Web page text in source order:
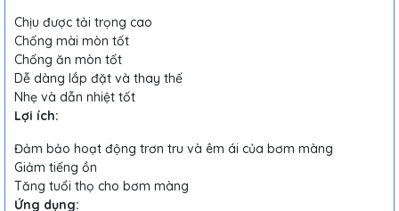
Chịu được tải trọng cao
Chống mài mòn tốt
Chống ăn mòn tốt
Dễ dàng lắp đặt và thay thế
Nhẹ và dẫn nhiệt tốt
Lợi ích:
Đảm bảo hoạt động trơn tru và êm ái của bơm màng
Giảm tiếng ồn
Tăng tuổi thọ cho bơm màng
Ứng dụng: